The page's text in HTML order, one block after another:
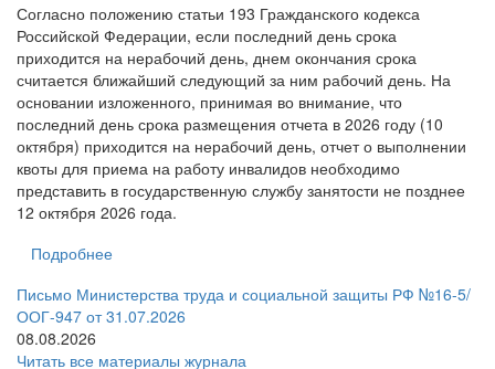
Согласно положению статьи 193 Гражданского кодекса
Российской Федерации, если последний день срока
приходится на нерабочий день, днем окончания срока
считается ближайший следующий за ним рабочий день. На
основании изложенного, принимая во внимание, что
последний день срока размещения отчета в 2026 году (10
октября) приходится на нерабочий день, отчет о выполнении
квоты для приема на работу инвалидов необходимо
представить в государственную службу занятости не позднее
12 октября 2026 года.
Подробнее
Письмо Министерства труда и социальной защиты РФ №16-5/
ООГ-947 от 31.07.2026
08.08.2026
Читать все материалы журнала